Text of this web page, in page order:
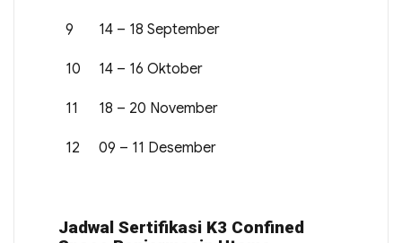
9 14 – 18 September
10 14 – 16 Oktober
11 18 – 20 November
12 09 – 11 Desember
Jadwal Sertifikasi K3 Confined